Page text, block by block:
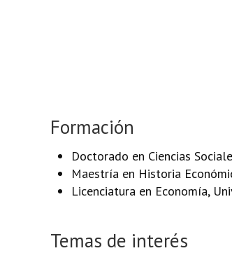
Formación
Doctorado en Ciencias
Maestría en Historia
Licenciatura en Economía,
Temas de interés